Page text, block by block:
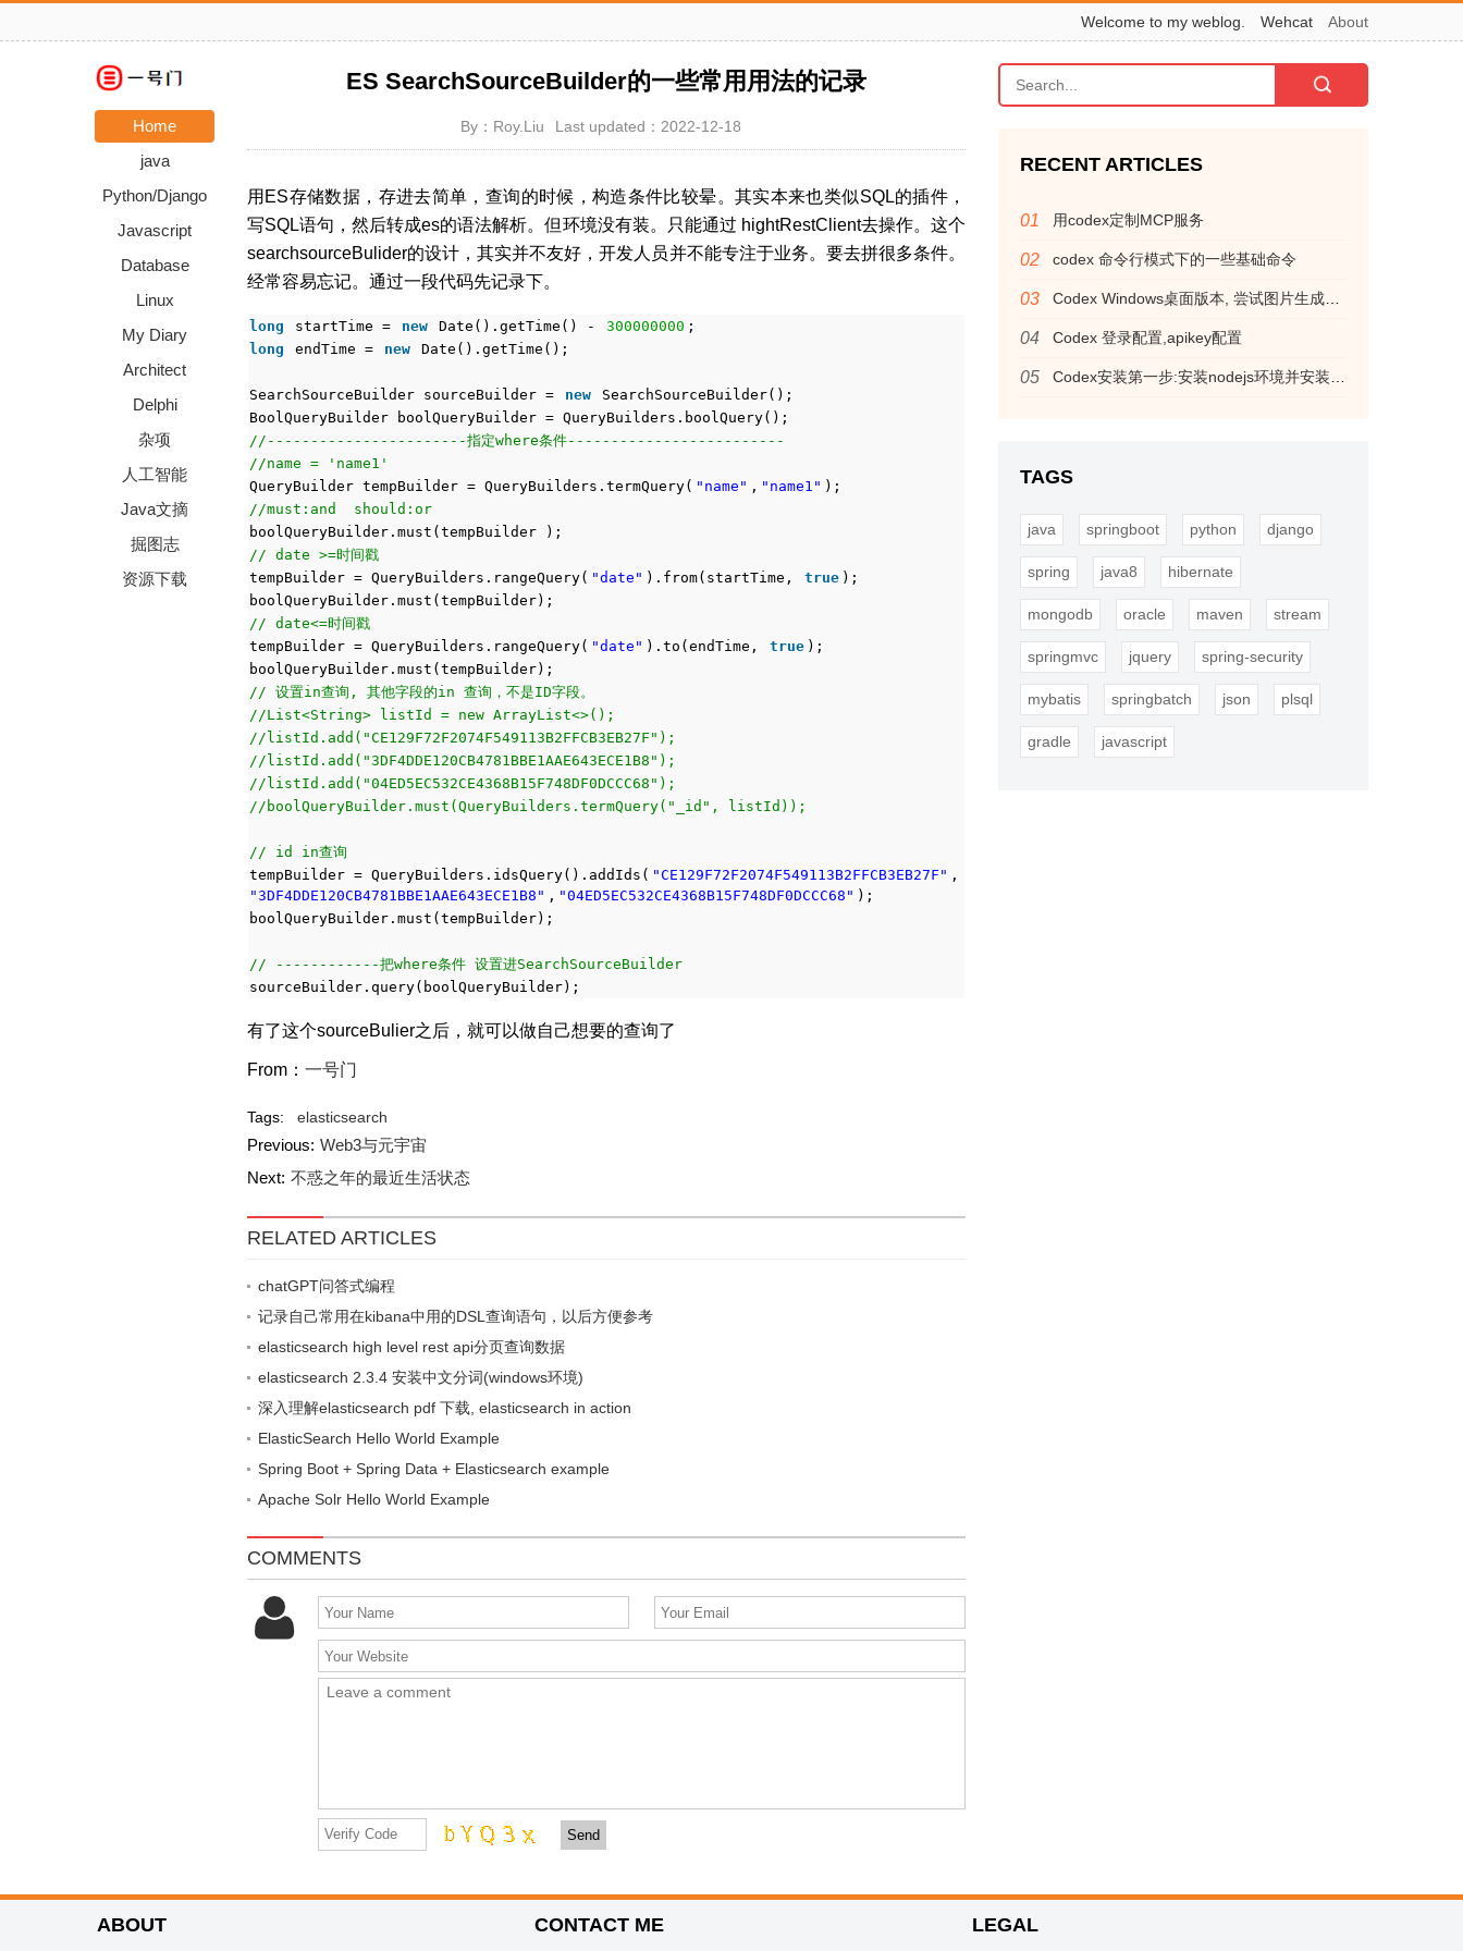
Welcome to my weblog. Wehcat About
Home
java
Python/Django
Javascript
Database
Linux
My Diary
Architect
Delphi
杂项
人工智能
Java文摘
掘图志
资源下载
ES SearchSourceBuilder的一些常用用法的记录
By：Roy.Liu Last updated：2022-12-18
用ES存储数据，存进去简单，查询的时候，构造条件比较晕。其实本来也类似SQL的插件，
写SQL语句，然后转成es的语法解析。但环境没有装。只能通过 hightRestClient去操作。这个
searchsourceBulider的设计，其实并不友好，开发人员并不能专注于业务。要去拼很多条件。
经常容易忘记。通过一段代码先记录下。
long startTime = new Date().getTime() - 300000000 ;
long
endTime = new Date().getTime();
SearchSourceBuilder sourceBuilder = new
SearchSourceBuilder();
BoolQueryBuilder boolQueryBuilder = QueryBuilders.boolQuery();
//-----------------------指定where条件-------------------------
//name = 'name1'
QueryBuilder tempBuilder = QueryBuilders.termQuery( "name" , "name1" );
//must:and should:or
boolQueryBuilder.must(tempBuilder );
// date >=时间戳
tempBuilder = QueryBuilders.rangeQuery( "date" ).from(startTime, true );
boolQueryBuilder.must(tempBuilder);
// date<=时间戳
tempBuilder = QueryBuilders.rangeQuery( "date" ).to(endTime, true );
boolQueryBuilder.must(tempBuilder);
// 设置in查询, 其他字段的in 查询，不是ID字段。
//List<String> listId = new ArrayList<>();
//listId.add("CE129F72F2074F549113B2FFCB3EB27F");
//listId.add("3DF4DDE120CB4781BBE1AAE643ECE1B8");
//listId.add("04ED5EC532CE4368B15F748DF0DCCC68");
//boolQueryBuilder.must(QueryBuilders.termQuery("_id", listId));
// id in查询
tempBuilder = QueryBuilders.idsQuery().addIds( "CE129F72F2074F549113B2FFCB3EB27F" ,
"3DF4DDE120CB4781BBE1AAE643ECE1B8" , "04ED5EC532CE4368B15F748DF0DCCC68" );
boolQueryBuilder.must(tempBuilder);
// ------------把where条件 设置进SearchSourceBuilder
sourceBuilder.query(boolQueryBuilder);
有了这个sourceBulier之后，就可以做自己想要的查询了
From： 一号门
Tags: elasticsearch
Previous: Web3与元宇宙
Next: 不惑之年的最近生活状态
RELATED ARTICLES
chatGPT问答式编程
记录自己常用在kibana中用的DSL查询语句，以后方便参考
elasticsearch high level rest api分页查询数据
elasticsearch 2.3.4 安装中文分词(windows环境)
深入理解elasticsearch pdf 下载, elasticsearch in action
ElasticSearch Hello World Example
Spring Boot + Spring Data + Elasticsearch example
Apache Solr Hello World Example
COMMENTS
Send
RECENT ARTICLES
用codex定制MCP服务
codex 命令行模式下的一些基础命令
Codex Windows桌面版本, 尝试图片生成，居然有意外惊喜
Codex 登录配置,apikey配置
Codex安装第一步:安装nodejs环境并安装codex命令行应用
TAGS
java springboot python django
spring java8 hibernate
mongodb oracle maven stream
springmvc jquery spring-security
mybatis springbatch json plsql
gradle javascript
ABOUT CONTACT ME LEGAL